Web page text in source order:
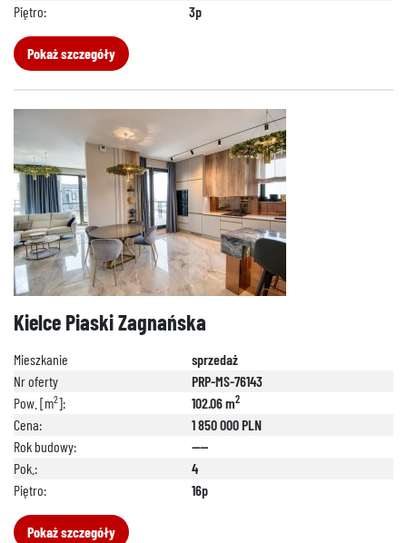
Piętro:
3p
Pokaż szczegóły
Kielce Piaski Zagnańska
Mieszkanie
sprzedaż
Nr oferty
PRP-MS-76143
Pow. [m2]: 102.06 m2
Cena:
1 850 000 PLN
Rok budowy:
----
Pok.:
4
Piętro:
16p
Pokaż szczegóły